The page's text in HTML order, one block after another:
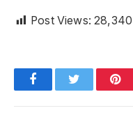
Post Views: 28,340
FacebookTwitter